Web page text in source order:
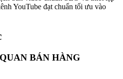
YouTube đạt chuẩn tối ưu vào
BÁN HÀNG